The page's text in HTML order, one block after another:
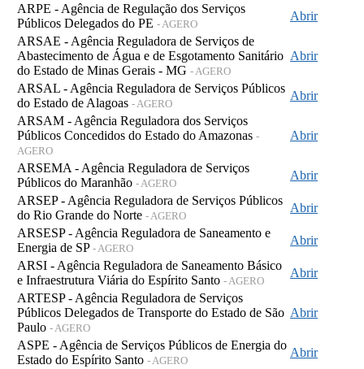
ARPE - Agência de Regulação dos Serviços
Públicos Delegados do PE - AGERO
Abrir
ARSAE - Agência Reguladora de Serviços de
Abastecimento de Água e de Esgotamento Sanitário
do Estado de Minas Gerais - MG - AGERO
Abrir
ARSAL - Agência Reguladora de Serviços Públicos
do Estado de Alagoas - AGERO
Abrir
ARSAM - Agência Reguladora dos Serviços
Públicos Concedidos do Estado do Amazonas -
AGERO
Abrir
ARSEMA - Agência Reguladora de Serviços
Públicos do Maranhão - AGERO
Abrir
ARSEP - Agência Reguladora de Serviços Públicos
do Rio Grande do Norte - AGERO
Abrir
ARSESP - Agência Reguladora de Saneamento e
Energia de SP - AGERO
Abrir
ARSI - Agência Reguladora de Saneamento Básico
e Infraestrutura Viária do Espírito Santo - AGERO
Abrir
ARTESP - Agência Reguladora de Serviços
Públicos Delegados de Transporte do Estado de São
Paulo - AGERO
Abrir
ASPE - Agência de Serviços Públicos de Energia do
Estado do Espírito Santo - AGERO
Abrir